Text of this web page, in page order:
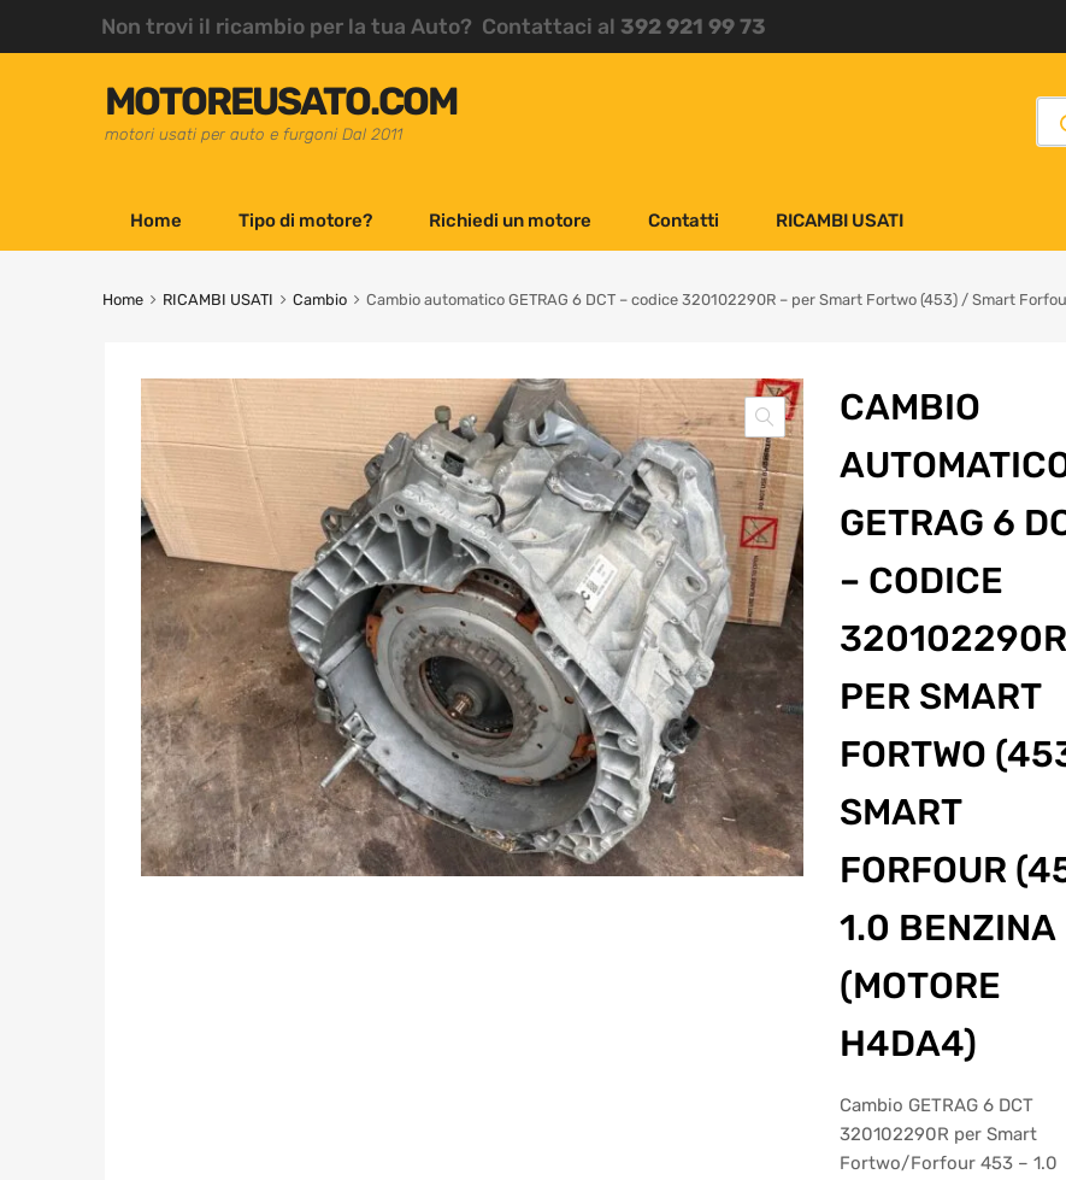
Non trovi il ricambio per la tua Auto? Contattaci al 392 921 99 73
MOTOREUSATO.COM
motori usati per auto e furgoni Dal 2011
Home Tipo di motore? Richiedi un motore Contatti RICAMBI USATI
Home RICAMBI USATI Cambio Cambio automatico GETRAG 6 DCT – codice 320102290R – per Smart Fortwo (453) / Smart
CAMBIO
GETRAG 6
– CODICE
PER SMART
FORTWO
SMART
FORFOUR
1.0 BENZINA
(MOTORE
H4DA4)
Cambio GETRAG 6 DCT
320102290R per Smart
Fortwo/Forfour 453 – 1.0